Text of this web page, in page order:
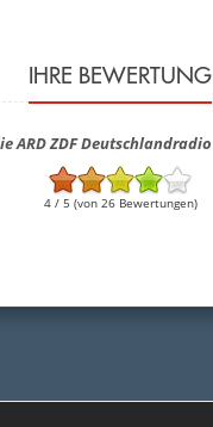
IHRE BEWERTUNG
ARD ZDF
4 / 5 (von 26 Bewertungen)